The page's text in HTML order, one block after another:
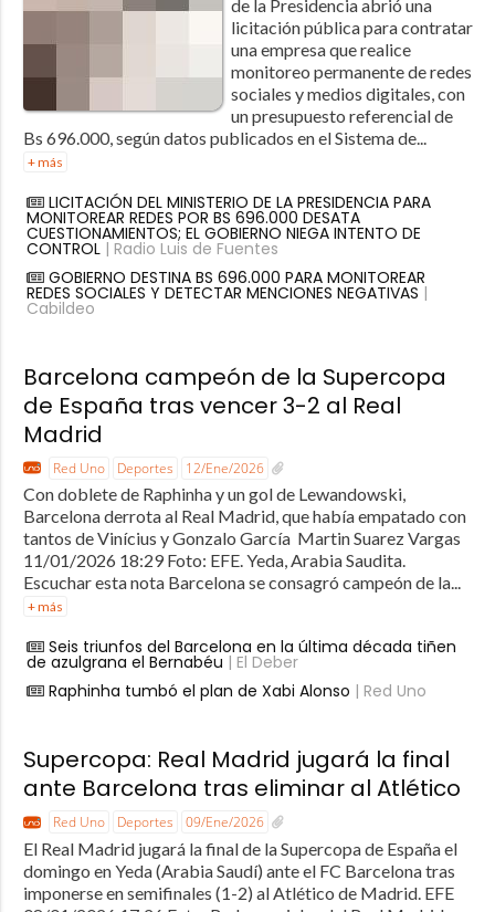
de la Presidencia abrió una
licitación pública para contratar
una empresa que realice
monitoreo permanente de redes
sociales y medios digitales, con
un presupuesto referencial de
Bs 696.000, según datos publicados en el Sistema de...
+ más
LICITACIÓN DEL MINISTERIO DE LA PRESIDENCIA PARA
MONITOREAR REDES POR BS 696.000 DESATA
CUESTIONAMIENTOS; EL GOBIERNO NIEGA INTENTO DE
CONTROL| Radio Luis de Fuentes
GOBIERNO DESTINA BS 696.000 PARA MONITOREAR
REDES SOCIALES Y DETECTAR MENCIONES NEGATIVAS |
Cabildeo
Barcelona campeón de la Supercopa
de España tras vencer 3-2 al Real
Madrid
Red Uno Deportes 12/Ene/2026
Con doblete de Raphinha y un gol de Lewandowski,
Barcelona derrota al Real Madrid, que había empatado con
tantos de Vinícius y Gonzalo García Martin Suarez Vargas
11/01/2026 18:29 Foto: EFE. Yeda, Arabia Saudita.
Escuchar esta nota Barcelona se consagró campeón de la...
+ más
Seis triunfos del Barcelona en la última década tiñen
de azulgrana el Bernabéu | El Deber
Raphinha tumbó el plan de Xabi Alonso | Red Uno
Supercopa: Real Madrid jugará la final
ante Barcelona tras eliminar al Atlético
Red Uno Deportes 09/Ene/2026
El Real Madrid jugará la final de la Supercopa de España el
domingo en Yeda (Arabia Saudí) ante el FC Barcelona tras
imponerse en semifinales (1-2) al Atlético de Madrid. EFE